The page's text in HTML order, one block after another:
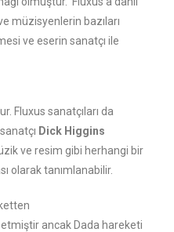
müzisyenlerin bazıları
ve eserin sanatçı ile
Fluxus sanatçıları da
Dick Higgins
ve resim gibi herhangi bir
olarak tanımlanabilir.
ancak Dada hareketi